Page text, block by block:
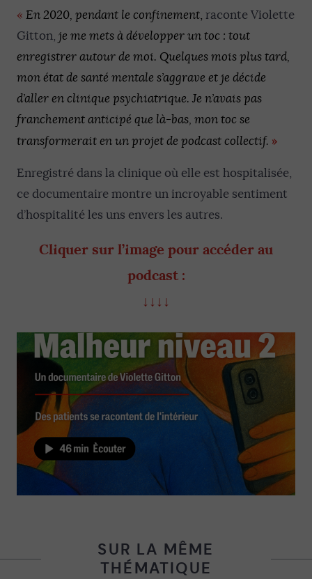
« En 2020, pendant le confinement, raconte Violette
Gitton, je me mets à développer un toc : tout
enregistrer autour de moi. Quelques mois plus tard,
mon état de santé mentale s’aggrave et je décide
d’aller en clinique psychiatrique. Je n’avais pas
franchement anticipé que là-bas, mon toc se
transformerait en un projet de podcast collectif. »
Enregistré dans la clinique où elle est hospitalisée,
ce documentaire montre un incroyable sentiment
d’hospitalité les uns envers les autres.
Cliquer sur l’image pour accéder au
podcast :
↓↓↓↓
SUR LA MÊME
THÉMATIQUE